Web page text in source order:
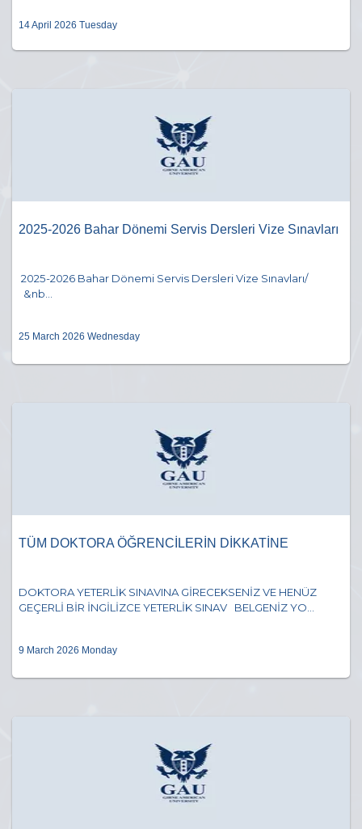
14 April 2026 Tuesday
2025-2026 Bahar Dönemi Servis Dersleri Vize Sınavları
2025-2026 Bahar Dönemi Servis Dersleri Vize Sınavları/
&nb...
25 March 2026 Wednesday
TÜM DOKTORA ÖĞRENCİLERİN DİKKATİNE
DOKTORA YETERLİK SINAVINA GİRECEKSENİZ VE HENÜZ
GEÇERLİ BİR İNGİLİZCE YETERLİK SINAV BELGENİZ YO...
9 March 2026 Monday